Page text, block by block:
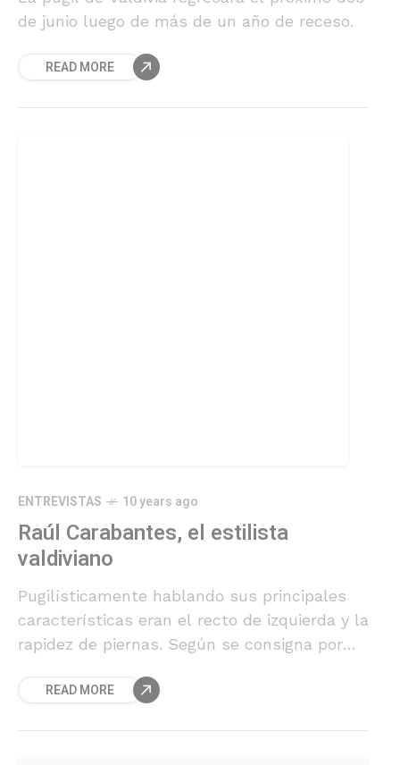
de junio luego de más de un año de receso.
READ MORE
ENTREVISTAS 10 years ago
Raúl Carabantes, el estilista
valdiviano
Pugilísticamente hablando sus principales
características eran el recto de izquierda y la
rapidez de piernas. Según se consigna por
sudamericano y considerado en su momento
READ MORE